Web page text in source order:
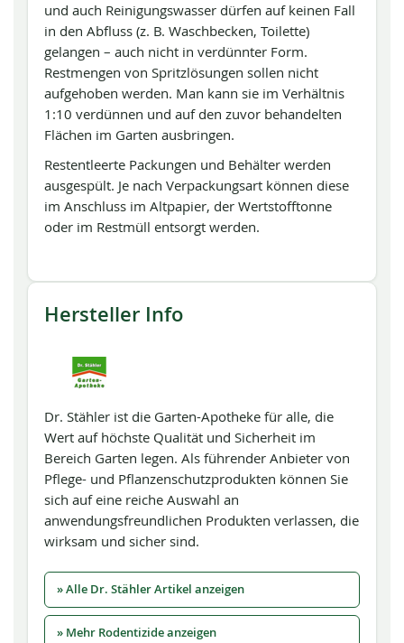
und auch Reinigungswasser dürfen auf keinen Fall
in den Abfluss (z. B. Waschbecken, Toilette)
gelangen – auch nicht in verdünnter Form.
Restmengen von Spritzlösungen sollen nicht
aufgehoben werden. Man kann sie im Verhältnis
1:10 verdünnen und auf den zuvor behandelten
Flächen im Garten ausbringen.
Restentleerte Packungen und Behälter werden
ausgespült. Je nach Verpackungsart können diese
im Anschluss im Altpapier, der Wertstofftonne
oder im Restmüll entsorgt werden.
Hersteller Info
Dr. Stähler ist die Garten-Apotheke für alle, die
Wert auf höchste Qualität und Sicherheit im
Bereich Garten legen. Als führender Anbieter von
Pflege- und Pflanzenschutzprodukten können Sie
sich auf eine reiche Auswahl an
anwendungsfreundlichen Produkten verlassen, die
wirksam und sicher sind.
» Alle Dr. Stähler Artikel anzeigen
» Mehr Rodentizide anzeigen